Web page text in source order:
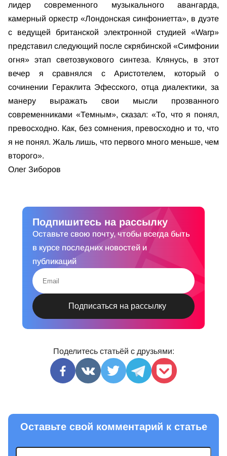
лидер современного музыкального авангарда,
камерный оркестр «Лондонская синфониетта», в дуэте
с ведущей британской электронной студией «Warp»
представил следующий после скрябинской «Симфонии
огня» этап светозвукового синтеза. Клянусь, в этот
вечер я сравнялся с Аристотелем, который о
сочинении Гераклита Эфесского, отца диалектики, за
манеру выражать свои мысли прозванного
современниками «Темным», сказал: «То, что я понял,
превосходно. Как, без сомнения, превосходно и то, что
я не понял. Жаль лишь, что первого много меньше, чем
второго».
Олег Зиборов
Подпишитесь на рассылку
Оставьте свою почту, чтобы всегда быть
в курсе последних новостей и
публикаций
Поделитесь статьёй с друзьями:
Оставьте свой комментарий к статье